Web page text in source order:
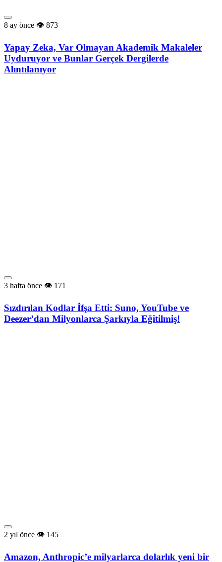
8 ay önce 873
Yapay Zeka, Var Olmayan Akademik Makaleler
Uyduruyor ve Bunlar Gerçek Dergilerde
Alıntılanıyor
3 hafta önce 171
Sızdırılan Kodlar İfşa Etti: Suno, YouTube ve
Deezer’dan Milyonlarca Şarkıyla Eğitilmiş!
2 yıl önce 145
Amazon, Anthropic’e milyarlarca dolarlık yeni bir